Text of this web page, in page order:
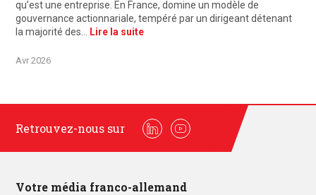
qu’est une entreprise. En France, domine un modèle de
gouvernance actionnariale, tempéré par un dirigeant détenant
la majorité des… Lire la suite
Avr 2026
Retrouvez-nous sur
LinkedinYoutube
Votre média franco-allemand